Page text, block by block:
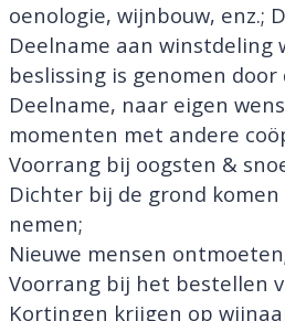
oenologie, wijnbouw, enz.;
Deelname aan
beslissing is genomen
Deelname, naar eigen
momenten met andere
Voorrang bij oogsten &
Dichter bij de grond
nemen;
Nieuwe mensen
Voorrang bij het bestellen
Kortingen krijgen op